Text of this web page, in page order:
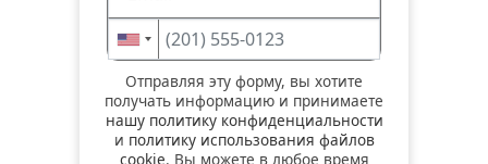
Отправляя эту форму, вы хотите
получать информацию и принимаете
нашу политику конфиденциальности
и политику использования файлов
cookie. Вы можете в любое время